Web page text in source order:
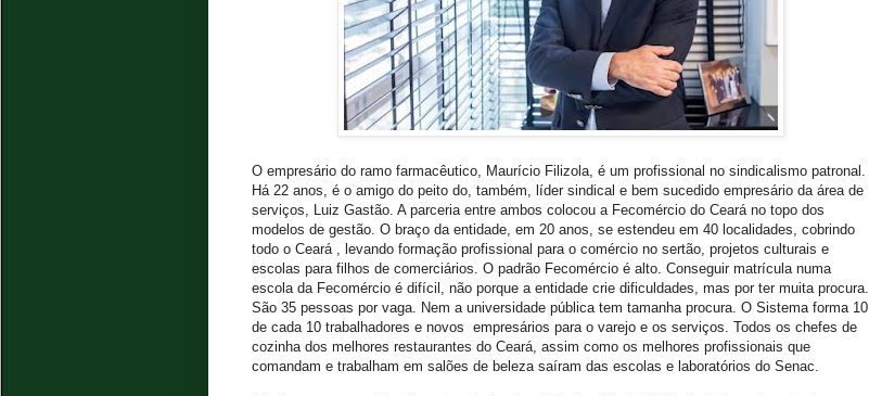
O empresário do ramo farmacêutico, Maurício Filizola, é um profissional no sindicalismo patronal.
Há 22 anos, é o amigo do peito do, também, líder sindical e bem sucedido empresário da área de
serviços, Luiz Gastão. A parceria entre ambos colocou a Fecomércio do Ceará no topo dos
modelos de gestão. O braço da entidade, em 20 anos, se estendeu em 40 localidades, cobrindo
todo o Ceará , levando formação profissional para o comércio no sertão, projetos culturais e
escolas para filhos de comerciários. O padrão Fecomércio é alto. Conseguir matrícula numa
escola da Fecomércio é difícil, não porque a entidade crie dificuldades, mas por ter muita procura.
São 35 pessoas por vaga. Nem a universidade pública tem tamanha procura. O Sistema forma 10
de cada 10 trabalhadores e novos empresários para o varejo e os serviços. Todos os chefes de
cozinha dos melhores restaurantes do Ceará, assim como os melhores profissionais que
comandam e trabalham em salões de beleza saíram das escolas e laboratórios do Senac.